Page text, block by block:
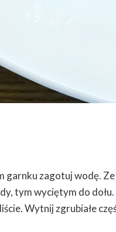
garnku zagotuj wodę.
tym wyciętym do
Wytnij zgrubiałe